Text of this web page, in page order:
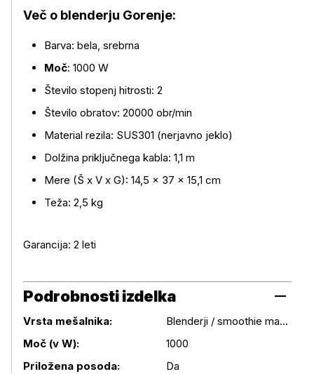
Več o blenderju Gorenje:
Barva: bela, srebrna
Moč: 1000 W
Število stopenj hitrosti: 2
Število obratov: 20000 obr/min
Material rezila: SUS301 (nerjavno jeklo)
Dolžina priključnega kabla: 1,1 m
Mere (Š x V x G): 14,5 × 37 × 15,1 cm
Teža: 2,5 kg
Garancija: 2 leti
Podrobnosti izdelka
Vrsta mešalnika:
Blenderji / smoothie makerji
Moč (v W):
1000
Priložena posoda:
Da